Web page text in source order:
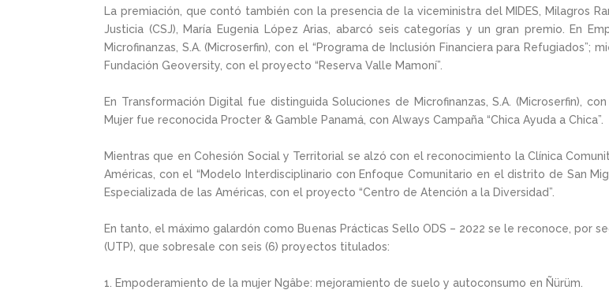
La premiación, que contó también con la presencia de la viceministra del MIDES, Milagros
Justicia (CSJ), María Eugenia López Arias, abarcó seis categorías y un gran premio. En
Microfinanzas, S.A. (Microserfin), con el “Programa de Inclusión Financiera para
Fundación Geoversity, con el proyecto “Reserva Valle Mamoní”.
En Transformación Digital fue distinguida Soluciones de Microfinanzas, S.A. (Microserfin),
Mujer fue reconocida Procter & Gamble Panamá, con Always Campaña “Chica Ayuda a Chica”.
Mientras que en Cohesión Social y Territorial se alzó con el reconocimiento la Clínica
Américas, con el “Modelo Interdisciplinario con Enfoque Comunitario en el distrito de San
Especializada de las Américas, con el proyecto “Centro de Atención a la Diversidad”.
En tanto, el máximo galardón como Buenas Prácticas Sello ODS – 2022 se le reconoce, por
(UTP), que sobresale con seis (6) proyectos titulados:
Empoderamiento de la mujer Ngâbe: mejoramiento de suelo y autoconsumo en Ñürüm.